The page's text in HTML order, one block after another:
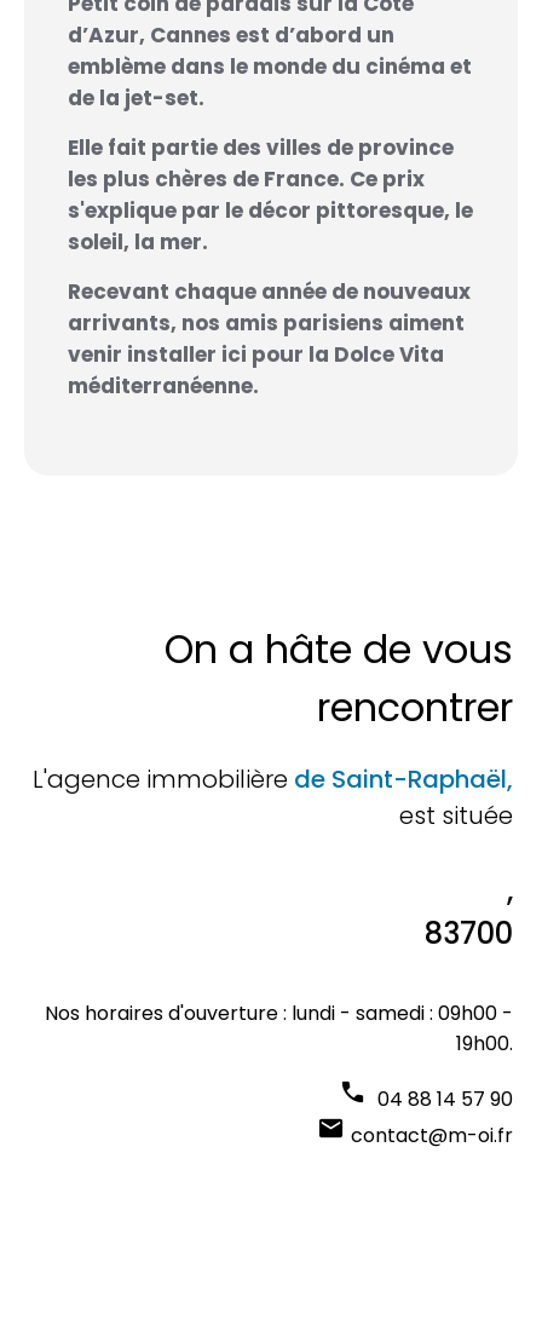
d’Azur, Cannes est d’abord un
emblème dans le monde du cinéma et
de la jet-set.
Elle fait partie des villes de province
les plus chères de France. Ce prix
s'explique par le décor pittoresque, le
soleil, la mer.
Recevant chaque année de nouveaux
arrivants, nos amis parisiens aiment
venir installer ici pour la Dolce Vita
méditerranéenne.
On a hâte de vous
rencontrer
L'agence immobilière de Saint-Raphaël,
est située
,
83700
Nos horaires d'ouverture : lundi - samedi : 09h00 -
19h00.
phone 04 88 14 57 90
mail contact@m-oi.fr